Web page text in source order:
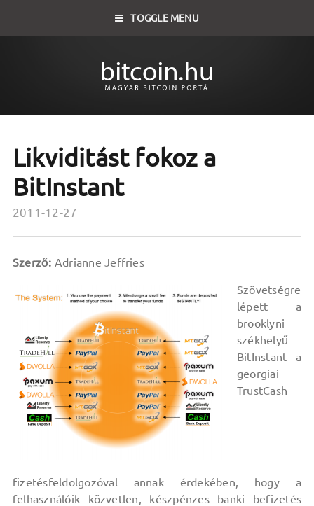
TOGGLE MENU
Likviditást fokoz a
BitInstant
2011-12-27
Szerző: Adrianne Jeffries
Szövetségre
lépett a
brooklyni
székhelyű
BitInstant a
georgiai
TrustCash
fizetésfeldolgozóval annak érdekében, hogy a
felhasználóik közvetlen, készpénzes banki befizetés